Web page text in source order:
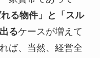
る物件」と「スル
るケースが増えて
ば、当然、経営全